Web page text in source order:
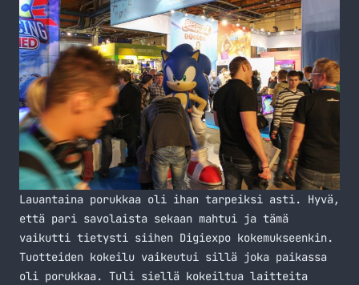
Lauantaina porukkaa oli ihan tarpeiksi asti. Hyvä,
että pari savolaista sekaan mahtui ja tämä
vaikutti tietysti siihen Digiexpo kokemukseenkin.
Tuotteiden kokeilu vaikeutui sillä joka paikassa
oli porukkaa. Tuli siellä kokeiltua laitteita